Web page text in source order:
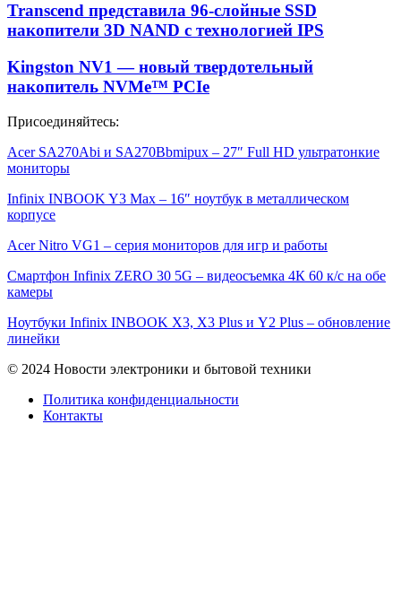
Transcend представила 96-слойные SSD
накопители 3D NAND с технологией IPS
Kingston NV1 — новый твердотельный
накопитель NVMe™ PCIe
Присоединяйтесь:
Acer SA270Abi и SA270Bbmipux – 27″ Full HD ультратонкие
мониторы
Infinix INBOOK Y3 Max – 16″ ноутбук в металлическом
корпусе
Acer Nitro VG1 – серия мониторов для игр и работы
Смартфон Infinix ZERO 30 5G – видеосъемка 4К 60 к/с на обе
камеры
Ноутбуки Infinix INBOOK X3, X3 Plus и Y2 Plus – обновление
линейки
© 2024 Новости электроники и бытовой техники
Политика конфиденциальности
Контакты